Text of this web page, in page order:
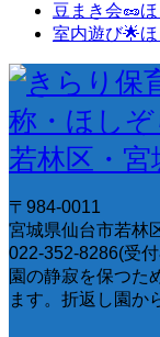
豆まき会🥜
室内遊び🌟
〒984-0011
宮城県仙台市若林
022-352-8286(受
園の静寂を保つた
ます。折返し園か